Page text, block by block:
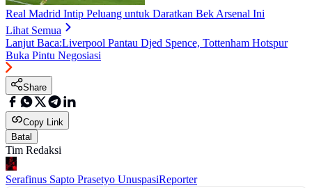
Real Madrid Intip Peluang untuk Daratkan Bek Arsenal Ini
Lihat Semua
Lanjut Baca:Liverpool Pantau Djed Spence, Tottenham Hotspur
Buka Pintu Negosiasi
Share
Copy Link
Batal
Tim Redaksi
Serafinus Sapto Prasetyo UnuspasiReporter